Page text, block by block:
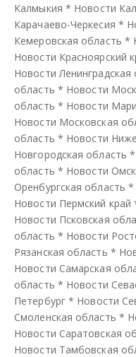
Калмыкия * Новости
Карачаево-Черкесия *
Кемеровская область *
Новости Красноярский
Новости Ленинградская
область * Новости
область * Новости
Новости Московская
область * Новости
Новгородская область *
область * Новости
Оренбургская область *
Новости Пермский край
Новости Псковская
область * Новости
Рязанская область *
Новости Самарская
область * Новости
Петербург* Новости
Смоленская область *
Новости Саратовская
Новости Тамбовская